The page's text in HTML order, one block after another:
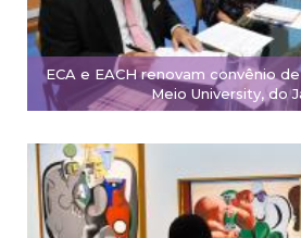
ECA e EACH renovam convênio
Meio University, do